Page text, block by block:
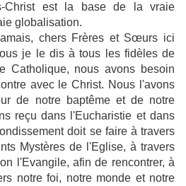
Christ est la base de la vraie
globalisation.
chers Frères et Sœurs ici
je le dis à tous les fidèles de
Catholique, nous avons besoin
avec le Christ. Nous l'avons
de notre baptême et de notre
reçu dans l'Eucharistie et dans
doit se faire à travers
Mystères de l'Eglise, à travers
l'Evangile, afin de rencontrer, à
notre foi, notre monde et notre